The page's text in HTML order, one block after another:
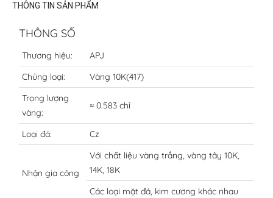
THÔNG TIN SẢN PHẨM
THÔNG SỐ
Thương hiệu:
APJ
Chủng loại:
Vàng 10K(417)
Trọng lượng
vàng:
≈ 0.583 chỉ
Loại đá: Cz
Nhận gia công
Với chất liệu vàng trắng, vàng tây 10K,
14K, 18K
Các loại mặt đá, kim cương khác nhau